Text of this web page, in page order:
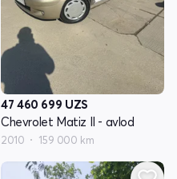
47 460 699 UZS
Chevrolet Matiz II - avlod
2010 159 000 km